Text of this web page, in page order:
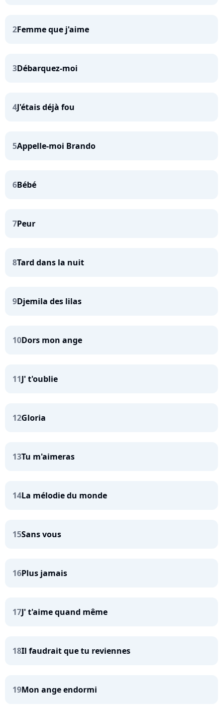
2Femme que j'aime
3Débarquez-moi
4J'étais déjà fou
5Appelle-moi Brando
6Bébé
7Peur
8Tard dans la nuit
9Djemila des lilas
10Dors mon ange
11J' t'oublie
12Gloria
13Tu m'aimeras
14La mélodie du monde
15Sans vous
16Plus jamais
17J' t'aime quand même
18Il faudrait que tu reviennes
19Mon ange endormi